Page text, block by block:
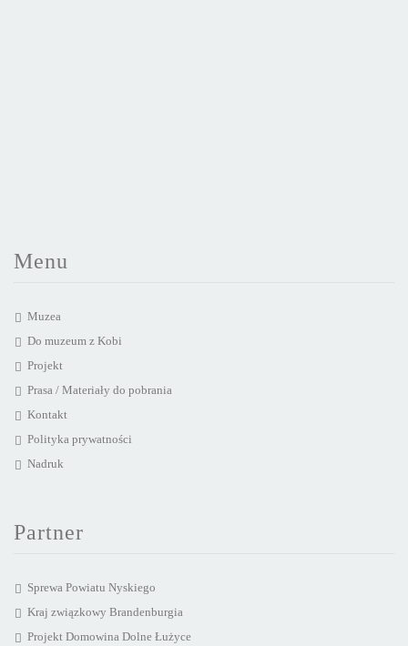
Menu
Muzea
Do muzeum z Kobi
Projekt
Prasa / Materiały do pobrania
Kontakt
Polityka prywatności
Nadruk
Partner
Sprewa Powiatu Nyskiego
Kraj związkowy Brandenburgia
Projekt Domowina Dolne Łużyce